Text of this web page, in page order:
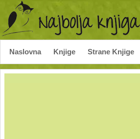
Naslovna Knjige Strane Knjige